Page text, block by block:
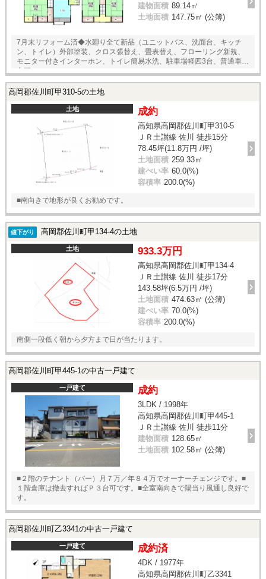
建物面積 89.14㎡
土地面積 147.75㎡ (公簿)
7月末リフォーム済◆水廻り全て新品（ユニットバス、洗面台、キッチ
ン、トイレ）外部塗装、クロス張替え、畳表替え、フローリング新規、
モニター付きインターホン、トイレ簡易水洗、駐車場軽四3台、普通車1
台可
高岡郡佐川町甲310-5の土地
土地 成約
高知県高岡郡佐川町甲310-5
ＪＲ土讃線 佐川 徒歩15分
78.45坪(11.8万円 /坪)
土地面積 259.33㎡
建ぺい率 60.0(%)
容積率 200.0(%)
■南向きで地形が良くお勧めです。
値下がり 高岡郡佐川町甲134-4の土地
土地 933.3万円
高知県高岡郡佐川町甲134-4
ＪＲ土讃線 佐川 徒歩17分
143.58坪(6.5万円 /坪)
土地面積 474.63㎡ (公簿)
建ぺい率 70.0(%)
容積率 200.0(%)
南側一段低く朝から夕方まで日が当たります。
高岡郡佐川町甲445-1の中古一戸建て
一戸建て 成約
3LDK / 1998年
高知県高岡郡佐川町甲445-1
ＪＲ土讃線 佐川 徒歩11分
建物面積 128.65㎡
土地面積 102.58㎡ (公簿)
■２階のテナント（バー）月７万／年８４万でオーナーチェンジです。■
１階倉庫は撤去すればＰ３台可です。■全室南向きで陽当り風通し良好で
す。
高岡郡佐川町乙3341の中古一戸建て
一戸建て 成約済
4DK / 1977年
高知県高岡郡佐川町乙3341